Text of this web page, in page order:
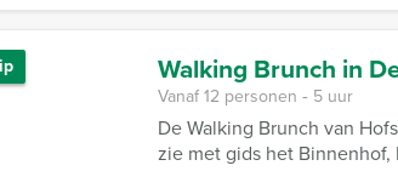
Walking Brunch in
Vanaf 12 personen ‐ 5 uur
De Walking Brunch van
zie met gids het Binnenhof,